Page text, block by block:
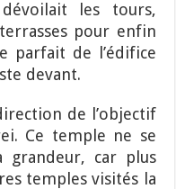
les tours,
pour enfin
parfait de l’édifice
devant.
de l’objectif
Ce temple ne se
grandeur, car plus
temples visités la